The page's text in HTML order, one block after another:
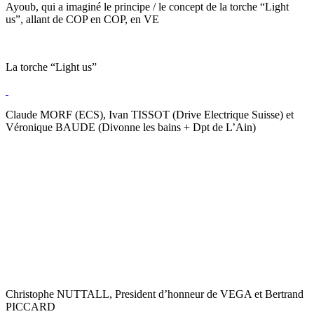
Ayoub, qui a imaginé le principe / le concept de la torche “Light
us”, allant de COP en COP, en VE
La torche “Light us”
Claude MORF (ECS), Ivan TISSOT (Drive Electrique Suisse) et
Véronique BAUDE (Divonne les bains + Dpt de L’Ain)
Christophe NUTTALL, President d’honneur de VEGA et Bertrand
PICCARD